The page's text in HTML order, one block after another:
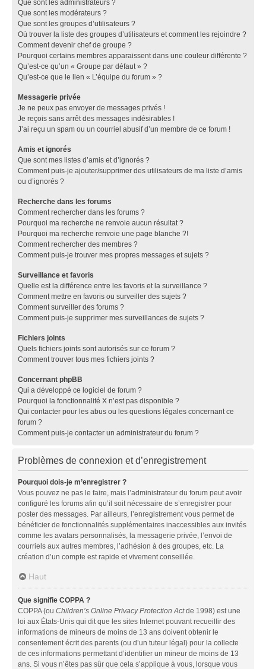
Que sont les administrateurs ?
Que sont les modérateurs ?
Que sont les groupes d’utilisateurs ?
Où trouver la liste des groupes d’utilisateurs et comment les rejoindre ?
Comment devenir chef de groupe ?
Pourquoi certains membres apparaissent dans une couleur différente ?
Qu’est-ce qu’un « Groupe par défaut » ?
Qu’est-ce que le lien « L’équipe du forum » ?
Messagerie privée
Je ne peux pas envoyer de messages privés !
Je reçois sans arrêt des messages indésirables !
J’ai reçu un spam ou un courriel abusif d’un membre de ce forum !
Amis et ignorés
Que sont mes listes d’amis et d’ignorés ?
Comment puis-je ajouter/supprimer des utilisateurs de ma liste d’amis
ou d’ignorés ?
Recherche dans les forums
Comment rechercher dans les forums ?
Pourquoi ma recherche ne renvoie aucun résultat ?
Pourquoi ma recherche renvoie une page blanche ?!
Comment rechercher des membres ?
Comment puis-je trouver mes propres messages et sujets ?
Surveillance et favoris
Quelle est la différence entre les favoris et la surveillance ?
Comment mettre en favoris ou surveiller des sujets ?
Comment surveiller des forums ?
Comment puis-je supprimer mes surveillances de sujets ?
Fichiers joints
Quels fichiers joints sont autorisés sur ce forum ?
Comment trouver tous mes fichiers joints ?
Concernant phpBB
Qui a développé ce logiciel de forum ?
Pourquoi la fonctionnalité X n’est pas disponible ?
Qui contacter pour les abus ou les questions légales concernant ce
forum ?
Comment puis-je contacter un administrateur du forum ?
Problèmes de connexion et d’enregistrement
Pourquoi dois-je m’enregistrer ?
Vous pouvez ne pas le faire, mais l’administrateur du forum peut avoir
configuré les forums afin qu’il soit nécessaire de s’enregistrer pour
poster des messages. Par ailleurs, l’enregistrement vous permet de
bénéficier de fonctionnalités supplémentaires inaccessibles aux invités
comme les avatars personnalisés, la messagerie privée, l’envoi de
courriels aux autres membres, l’adhésion à des groupes, etc. La
création d’un compte est rapide et vivement conseillée.
Haut
Que signifie COPPA ?
COPPA (ou Children’s Online Privacy Protection Actde 1998) est une
loi aux États-Unis qui dit que les sites Internet pouvant recueillir des
informations de mineurs de moins de 13 ans doivent obtenir le
consentement écrit des parents (ou d’un tuteur légal) pour la collecte
de ces informations permettant d’identifier un mineur de moins de 13
ans. Si vous n’êtes pas sûr que cela s’applique à vous, lorsque vous